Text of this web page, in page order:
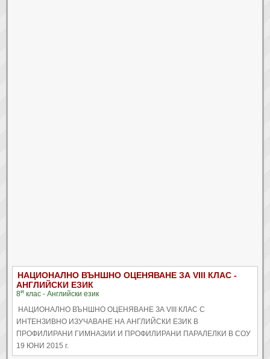
НАЦИОНАЛНО ВЪНШНО ОЦЕНЯВАНЕ ЗА VIII КЛАС -
АНГЛИЙСКИ ЕЗИК
8и клас - Английски език
НАЦИОНАЛНО ВЪНШНО ОЦЕНЯВАНЕ ЗА VIII КЛАС С
ИНТЕНЗИВНО ИЗУЧАВАНЕ НА АНГЛИЙСКИ ЕЗИК В
ПРОФИЛИРАНИ ГИМНАЗИИ И ПРОФИЛИРАНИ ПАРАЛЕЛКИ В СОУ
19 ЮНИ 2015 г.